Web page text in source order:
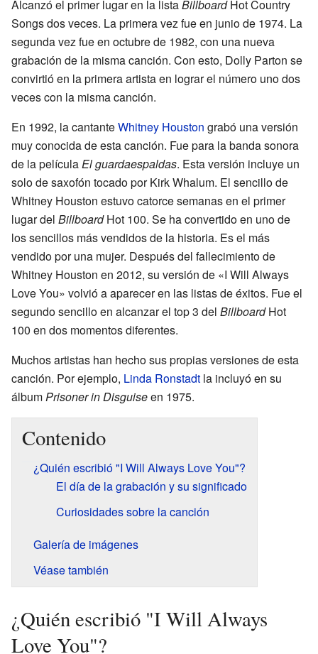
Alcanzó el primer lugar en la listaBillboardHot Country
Songs dos veces. La primera vez fue en junio de 1974. La
segunda vez fue en octubre de 1982, con una nueva
grabación de la misma canción. Con esto, Dolly Parton se
convirtió en la primera artista en lograr el número uno dos
veces con la misma canción.
En 1992, la cantanteWhitney Houston grabó una versión
muy conocida de esta canción. Fue para la banda sonora
de la películaEl guardaespaldas. Esta versión incluye un
solo de saxofón tocado por Kirk Whalum. El sencillo de
Whitney Houston estuvo catorce semanas en el primer
lugar del BillboardHot 100. Se ha convertido en uno de
los sencillos más vendidos de la historia. Es el más
vendido por una mujer. Después del fallecimiento de
Whitney Houston en 2012, su versión de «I Will Always
Love You» volvió a aparecer en las listas de éxitos. Fue el
segundo sencillo en alcanzar el top 3 del BillboardHot
100 en dos momentos diferentes.
Muchos artistas han hecho sus propias versiones de esta
canción. Por ejemplo, Linda Ronstadt la incluyó en su
álbumPrisoner in Disguiseen 1975.
Contenido
¿Quién escribió "I Will Always Love You"?
El día de la grabación y su significado
Curiosidades sobre la canción
Galería de imágenes
Véase también
¿Quién escribió "I Will Always
Love You"?